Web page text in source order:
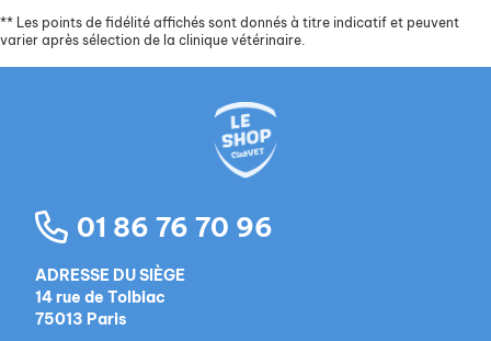
** Les points de fidélité affichés sont donnés à titre indicatif et peuvent
varier après sélection de la clinique vétérinaire.
01 86 76 70 96
ADRESSE DU SIÈGE
14 rue de Tolbiac
75013 Paris